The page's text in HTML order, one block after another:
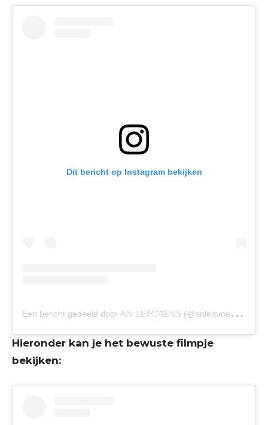
Dit bericht op Instagram bekijken
E
en bericht gedeeld door 𝔸ℕ 𝕃𝔼𝕄𝕄𝔼ℕ𝕊 (@anlemmensofficial)
Hieronder kan je het bewuste filmpje
bekijken: